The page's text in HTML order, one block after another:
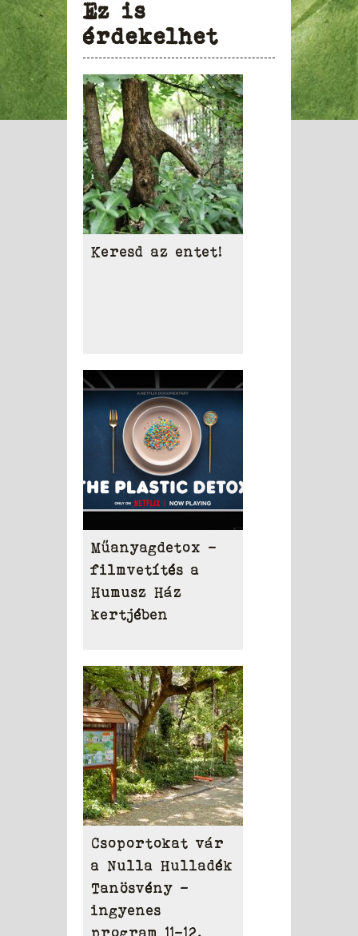
Ez is
érdekelhet
Keresd az entet!
Műanyagdetox -
filmvetítés a
Humusz Ház
kertjében
Csoportokat vár
a Nulla Hulladék
Tanösvény –
ingyenes
program 11-12.